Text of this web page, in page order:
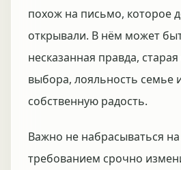
похож на письмо, которое
открывали. В нём может
несказанная правда,
выбора, лояльность семье
собственную радость.
Важно не набрасываться на
требованием срочно